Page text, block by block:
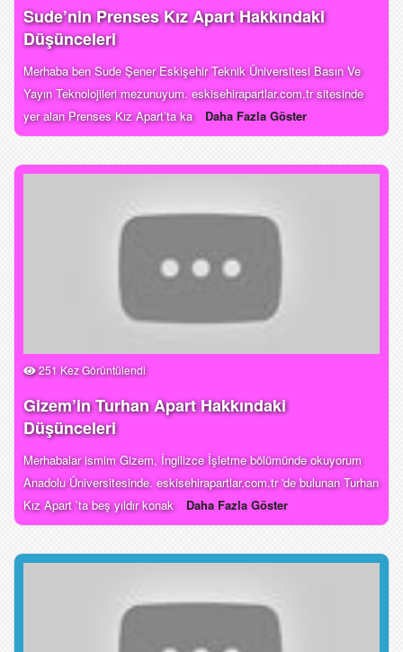
Sude’nin Prenses Kız Apart Hakkındaki
Düşünceleri
Merhaba ben Sude Şener Eskişehir Teknik Üniversitesi Basın Ve
Yayın Teknolojileri mezunuyum. eskisehirapartlar.com.tr sitesinde
yer alan Prenses Kız Apart’ta ka
Daha Fazla Göster
251 Kez Görüntülendi
Gizem’in Turhan Apart Hakkındaki
Düşünceleri
Merhabalar ismim Gizem, İngilizce İşletme bölümünde okuyorum
Anadolu Üniversitesinde. eskisehirapartlar.com.tr 'de bulunan Turhan
Kız Apart ’ta beş yıldır konak
Daha Fazla Göster